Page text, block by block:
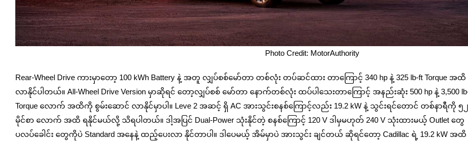
Photo Credit: MotorAuthority
Rear-Wheel Drive ကားမှာတော့ 100 kWh Battery နဲ့ အတူ လျှပ်စစ်မော်တာ တစ်လုံး တပ်ဆင်ထား တာကြောင့် 340 hp နဲ့ 325 lb-ft Torque အထိ
လာနိုင်ပါတယ်။ All-Wheel Drive Version မှာဆိုရင် တော့လျှပ်စစ် မော်တာ နောက်တစ်လုံး ထပ်ပါသေးတာကြောင့် အနည်းဆုံး 500 hp နဲ့ 3,500
Torque လောက် အထိကို စွမ်းဆောင် လာနိုင်မှာပါ။ Leve 2 အဆင့် ရှိ AC အားသွင်းစနစ်ကြောင့်လည်း 19.2 kW နဲ့ သွင်းရင်တောင် တစ်နာရီကို ၅၂
မိုင်စာ လောက် အထိ ရနိုင်မယ်လို့ သိရပါတယ်။ ဒါ့အပြင် Dual-Power သုံးနိုင်တဲ့ စနစ်ကြောင့် 120 V ဒါမှမဟုတ် 240 V သုံးထားမယ့် Outlet တွေ
ပလပ်ခေါင်း တွေကိုပဲ Standard အနေနဲ့ ထည့်ပေးလာ နိုင်တာပါ။ ဒါပေမယ့် အိမ်မှာပဲ အားသွင်း ချင်တယ် ဆိုရင်တော့ Cadillac ရဲ့ 19.2 kW အထိ